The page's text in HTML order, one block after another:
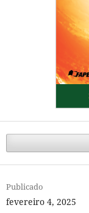
Publicado
fevereiro 4, 2025